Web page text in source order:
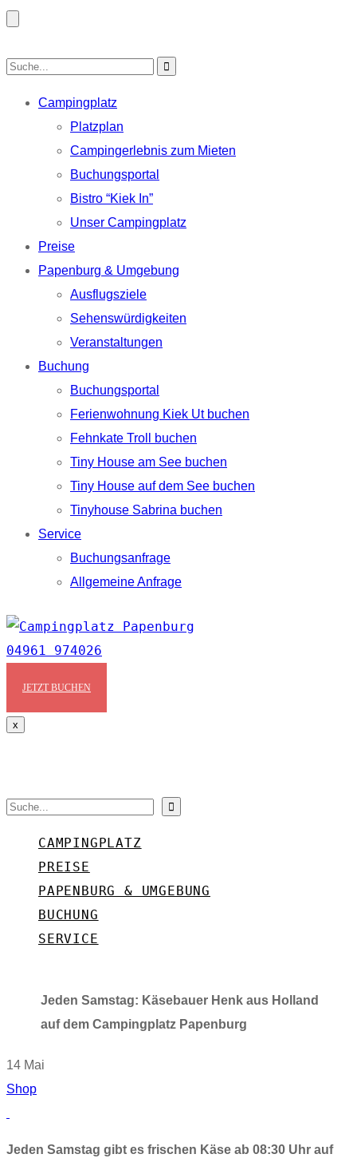
Campingplatz
Platzplan
Campingerlebnis zum Mieten
Buchungsportal
Bistro “Kiek In”
Unser Campingplatz
Preise
Papenburg & Umgebung
Ausflugsziele
Sehenswürdigkeiten
Veranstaltungen
Buchung
Buchungsportal
Ferienwohnung Kiek Ut buchen
Fehnkate Troll buchen
Tiny House am See buchen
Tiny House auf dem See buchen
Tinyhouse Sabrina buchen
Service
Buchungsanfrage
Allgemeine Anfrage
04961 974026
JETZT BUCHEN
x
CAMPINGPLATZ
PREISE
PAPENBURG & UMGEBUNG
BUCHUNG
SERVICE
Jeden Samstag: Käsebauer Henk aus Holland
auf dem Campingplatz Papenburg
14 Mai
Shop
Jeden Samstag gibt es frischen Käse ab 08:30 Uhr auf